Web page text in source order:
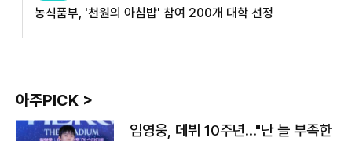
농식품부, '천원의 아침밥' 참여 200개 대학 선정
아주PICK >
임영웅, 데뷔 10주년…"난 늘 부족한